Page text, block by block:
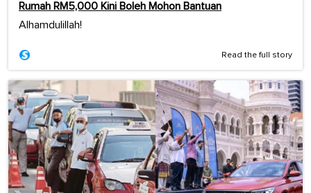
Rumah RM5,000 Kini Boleh Mohon Bantuan
Alhamdulillah!
Read the full story